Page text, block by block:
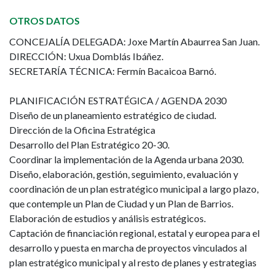
de
Pamplona
OTROS DATOS
CONCEJALÍA DELEGADA: Joxe Martín Abaurrea San Juan.
DIRECCIÓN: Uxua Domblás Ibáñez.
SECRETARÍA TÉCNICA: Fermín Bacaicoa Barnó.
PLANIFICACIÓN ESTRATÉGICA / AGENDA 2030
Diseño de un planeamiento estratégico de ciudad.
Dirección de la Oficina Estratégica
Desarrollo del Plan Estratégico 20-30.
Coordinar la implementación de la Agenda urbana 2030.
Diseño, elaboración, gestión, seguimiento, evaluación y
coordinación de un plan estratégico municipal a largo plazo,
que contemple un Plan de Ciudad y un Plan de Barrios.
Elaboración de estudios y análisis estratégicos.
Captación de financiación regional, estatal y europea para el
desarrollo y puesta en marcha de proyectos vinculados al
plan estratégico municipal y al resto de planes y estrategias